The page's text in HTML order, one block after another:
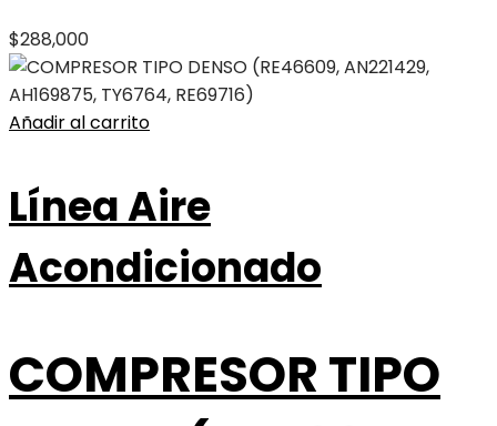
$288,000
Añadir al carrito
Línea Aire
Acondicionado
COMPRESOR TIPO